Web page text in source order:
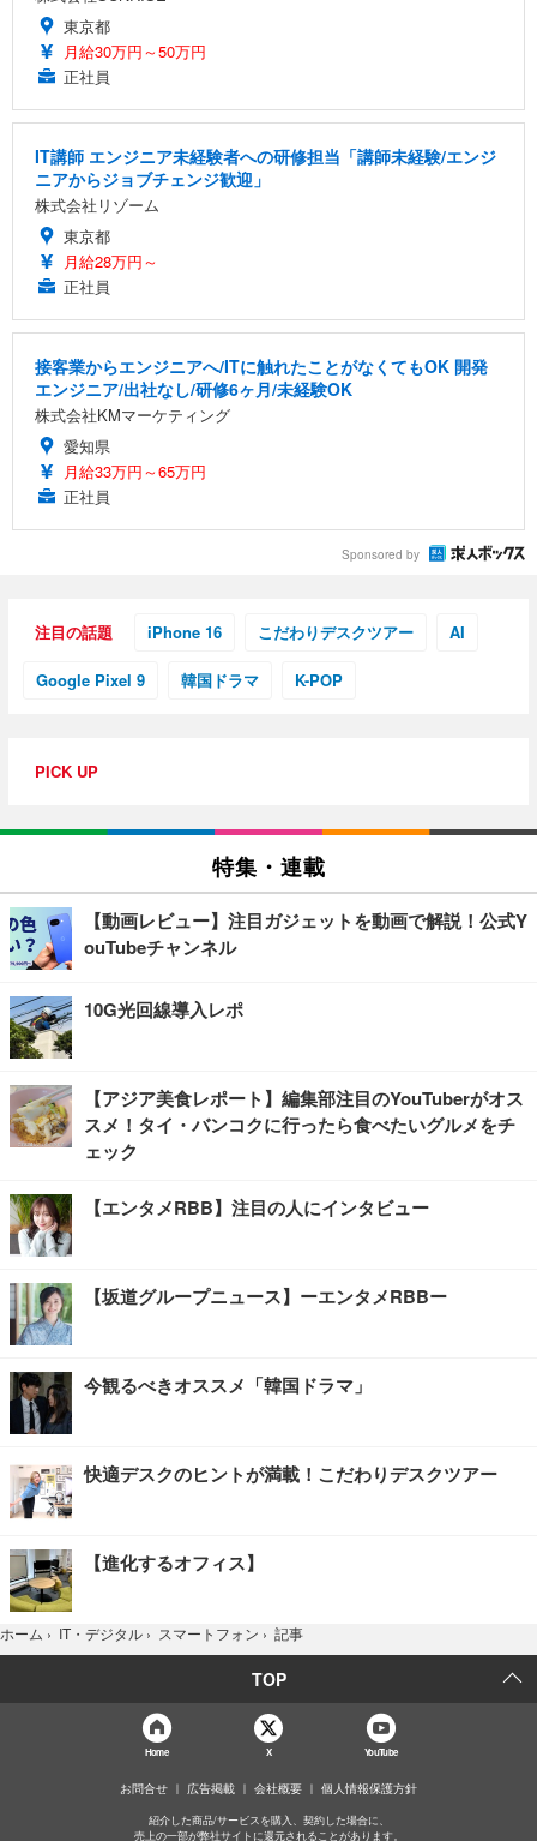
東京都
月給30万円～50万円
正社員
IT講師 エンジニア未経験者への研修担当「講師未経験/エンジ
ニアからジョブチェンジ歓迎」
株式会社リゾーム
東京都
月給28万円～
正社員
接客業からエンジニアへ/ITに触れたことがなくてもOK 開発
エンジニア/出社なし/研修6ヶ月/未経験OK
株式会社KMマーケティング
愛知県
月給33万円～65万円
正社員
Sponsored by
注目の話題 iPhone 16 こだわりデスクツアー AI
Google Pixel 9 韓国ドラマ K-POP
PICK UP
特集・連載
【動画レビュー】注目ガジェットを動画で解説！公式Y
ouTubeチャンネル
10G光回線導入レポ
【アジア美食レポート】編集部注目のYouTuberがオス
スメ！タイ・バンコクに行ったら食べたいグルメをチ
ェック
【エンタメRBB】注目の人にインタビュー
【坂道グループニュース】ーエンタメRBBー
今観るべきオススメ「韓国ドラマ」
快適デスクのヒントが満載！こだわりデスクツアー
【進化するオフィス】
ホーム › IT・デジタル › スマートフォン › 記事
TOP
Home X YouTube
お問合せ 広告掲載 会社概要 個人情報保護方針
紹介した商品/サービスを購入、契約した場合に、
売上の一部が弊社サイトに還元されることがあります。